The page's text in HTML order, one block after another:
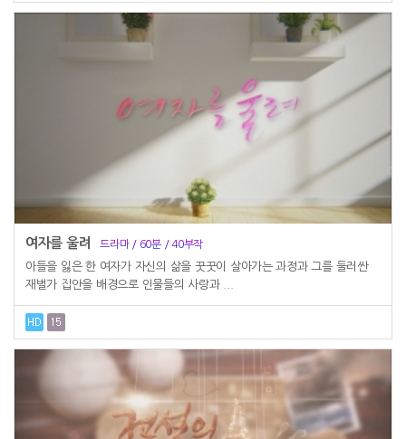
여자를 울려 드라마 / 60분 / 40부작
아들을 잃은 한 여자가 자신의 삶을 꿋꿋이 살아가는 과정과 그를 둘러싼
재벌가 집안을 배경으로 인물들의 사랑과 ...